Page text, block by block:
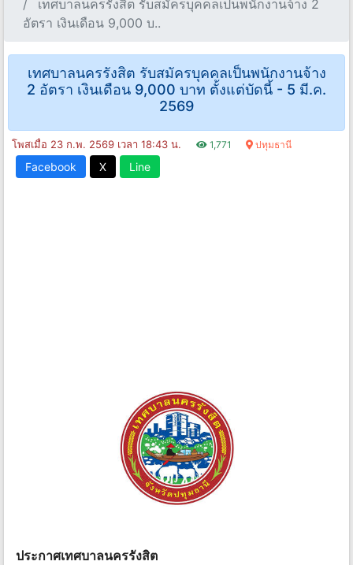
เทศบาลนครรังสิต รับสมัครบุคคลเป็นพนักงานจ้าง 2
อัตรา เงินเดือน 9,000 บ..
เทศบาลนครรังสิต รับสมัครบุคคลเป็นพนักงานจ้าง
2 อัตรา เงินเดือน 9,000 บาท ตั้งแต่บัดนี้ - 5 มี.ค.
2569
โพสเมื่อ 23 ก.พ. 2569 เวลา 18:43 น. 1,771 ปทุมธานี
Facebook X Line
ประกาศเทศบาลนครรังสิต